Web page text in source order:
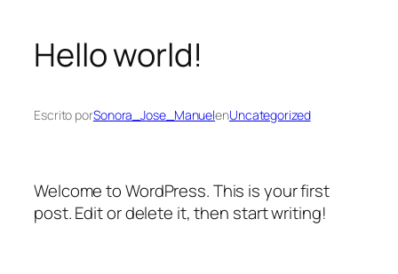
Hello world!
Escrito porSonora_Jose_ManuelenUncategorized
Welcome to WordPress. This is your first
post. Edit or delete it, then start writing!